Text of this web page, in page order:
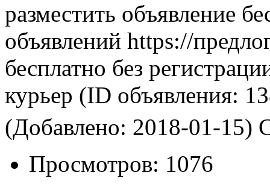
разместить объявление
объявлений https://
бесплатно без
курьер (ID объявления:
(Добавлено: 2018-01-15)
Просмотров: 1076